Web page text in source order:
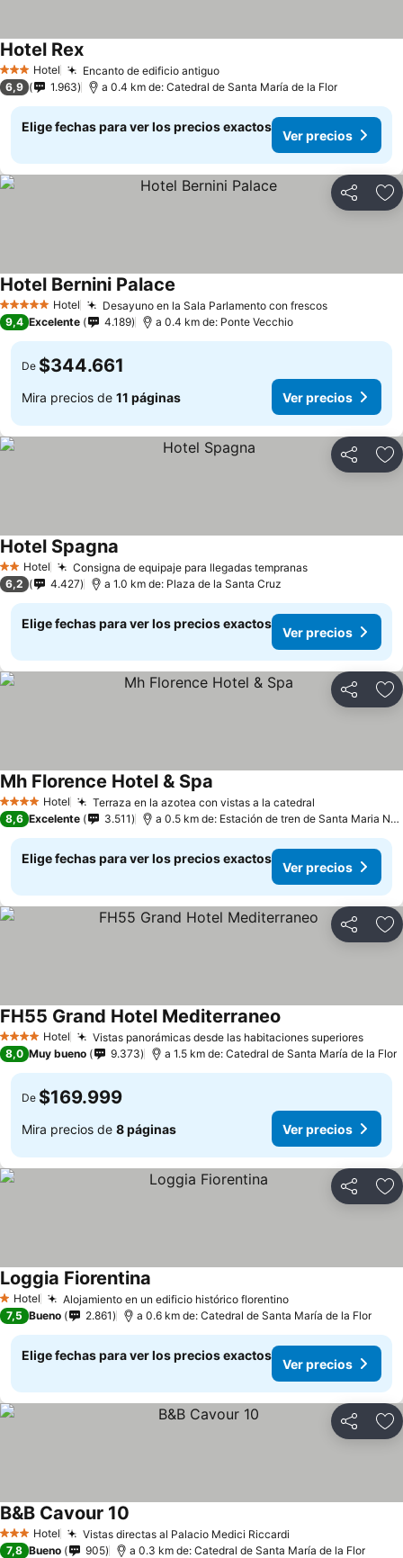
3 Estrellas
Hotel Encanto de edificio antiguo
Hotel Rex
6,9 1.963 a 0.4 km de: Catedral de Santa María de la Flor
Elige fechas para ver los precios exactos
Ver precios
Compartir
5 Estrellas Hotel Desayuno en la Sala Parlamento con frescos
Hotel Bernini Palace
9,4 Excelente 4.189 a 0.4 km de: Ponte Vecchio
De $344.661
Mira precios de 11 páginas Ver precios
Compartir
2 Estrellas
Hotel Consigna de equipaje para llegadas tempranas
Hotel Spagna
6,2 4.427 a 1.0 km de: Plaza de la Santa Cruz
Elige fechas para ver los precios exactos
Ver precios
Compartir
4 EstrellasHotel Terraza en la azotea con vistas a la catedral
Mh Florence Hotel & Spa
8,6 Excelente 3.511 a 0.5 km de: Estación de tren de Santa Maria Novella
Elige fechas para ver los precios exactos
Ver precios
Compartir
4 EstrellasHotel Vistas panorámicas desde las habitaciones superiores
FH55 Grand Hotel Mediterraneo
8,0 Muy bueno 9.373 a 1.5 km de: Catedral de Santa María de la Flor
De $169.999
Mira precios de 8 páginas Ver precios
Compartir
1 Estrellas
Hotel Alojamiento en un edificio histórico florentino
Loggia Fiorentina
7,5 Bueno 2.861 a 0.6 km de: Catedral de Santa María de la Flor
Elige fechas para ver los precios exactos
Ver precios
Compartir
3 Estrellas
Hotel Vistas directas al Palacio Medici Riccardi
B&B Cavour 10
7,8 Bueno 905 a 0.3 km de: Catedral de Santa María de la Flor